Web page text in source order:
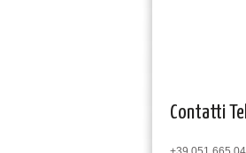
Contatti